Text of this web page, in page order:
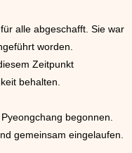
alle abgeschafft. Sie war
worden.
Zeitpunkt
behalten.
begonnen.
gemeinsam eingelaufen.